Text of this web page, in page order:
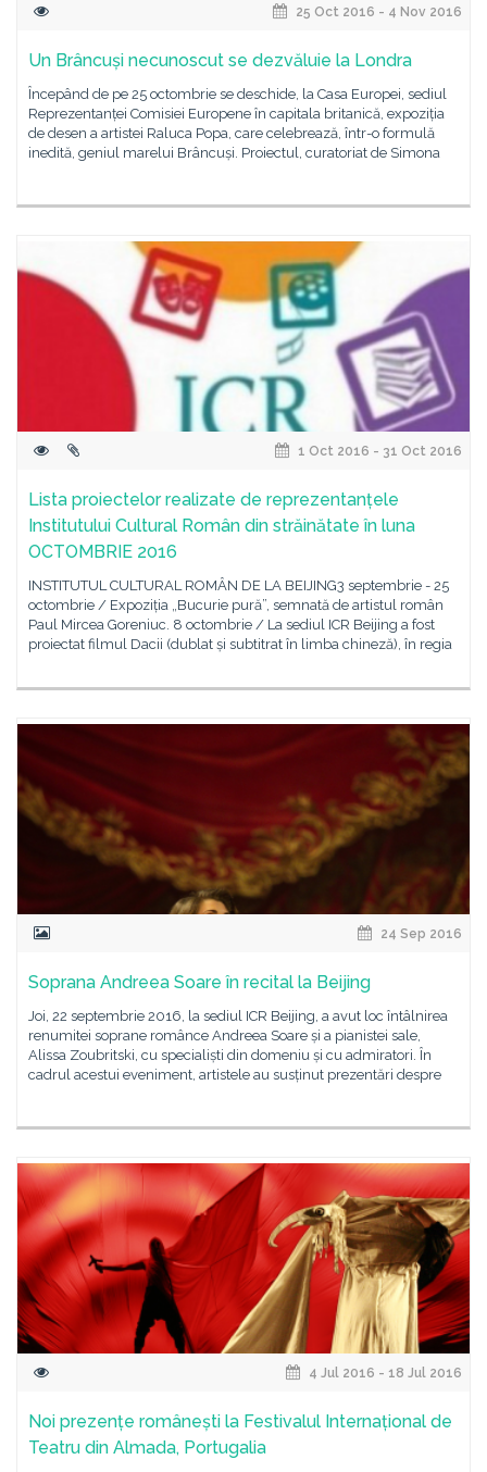
25 Oct 2016 - 4 Nov 2016
Un Brâncuși necunoscut se dezvăluie la Londra
Începând de pe 25 octombrie se deschide, la Casa Europei, sediul
Reprezentanței Comisiei Europene în capitala britanică, expoziția
de desen a artistei Raluca Popa, care celebrează, într-o formulă
inedită, geniul marelui Brâncuși. Proiectul, curatoriat de Simona
1 Oct 2016 - 31 Oct 2016
Lista proiectelor realizate de reprezentanțele
Institutului Cultural Român din străinătate în luna
OCTOMBRIE 2016
INSTITUTUL CULTURAL ROMÂN DE LA BEIJING3 septembrie - 25
octombrie / Expoziția „Bucurie pură”, semnată de artistul român
Paul Mircea Goreniuc. 8 octombrie / La sediul ICR Beijing a fost
proiectat filmul Dacii (dublat și subtitrat în limba chineză), în regia
24 Sep 2016
Soprana Andreea Soare în recital la Beijing
Joi, 22 septembrie 2016, la sediul ICR Beijing, a avut loc întâlnirea
renumitei soprane românce Andreea Soare și a pianistei sale,
Alissa Zoubritski, cu specialiști din domeniu și cu admiratori. În
cadrul acestui eveniment, artistele au susținut prezentări despre
4 Jul 2016 - 18 Jul 2016
Noi prezențe românești la Festivalul Internațional de
Teatru din Almada, Portugalia